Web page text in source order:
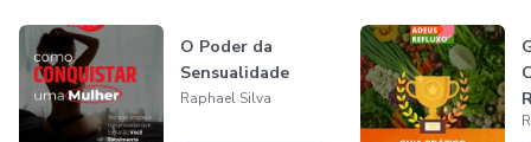
O Poder da
Sensualidade
Raphael Silva